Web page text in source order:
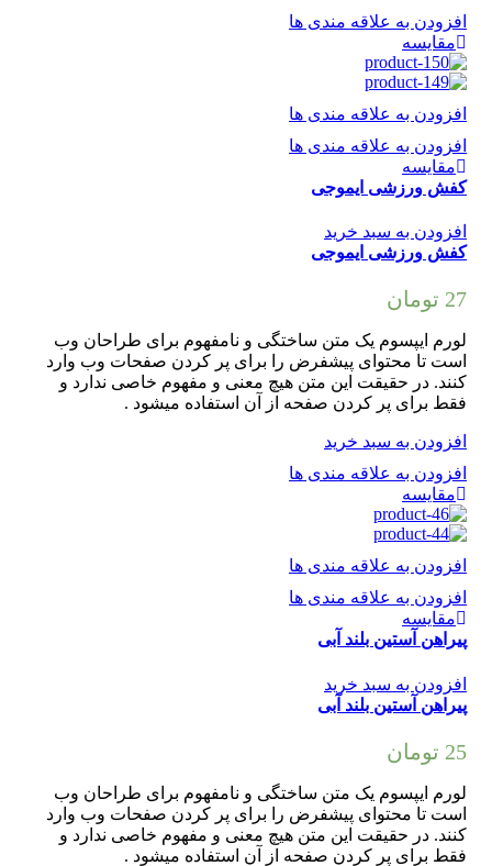
افزودن به علاقه مندی ها
مقایسه
افزودن به علاقه مندی ها
افزودن به علاقه مندی ها
مقایسه
کفش ورزشی ایموجی
افزودن به سبد خرید
کفش ورزشی ایموجی
27 تومان
لورم ایپسوم یک متن ساختگی و نامفهوم برای طراحان وب
است تا محتوای پیشفرض را برای پر کردن صفحات وب وارد
کنند. در حقیقت این متن هیچ معنی و مفهوم خاصی ندارد و
فقط برای پر کردن صفحه از آن استفاده میشود .
افزودن به سبد خرید
افزودن به علاقه مندی ها
مقایسه
افزودن به علاقه مندی ها
افزودن به علاقه مندی ها
مقایسه
پیراهن آستین بلند آبی
افزودن به سبد خرید
پیراهن آستین بلند آبی
25 تومان
لورم ایپسوم یک متن ساختگی و نامفهوم برای طراحان وب
است تا محتوای پیشفرض را برای پر کردن صفحات وب وارد
کنند. در حقیقت این متن هیچ معنی و مفهوم خاصی ندارد و
فقط برای پر کردن صفحه از آن استفاده میشود .